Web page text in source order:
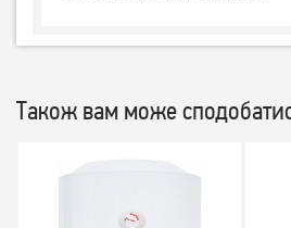
Також вам може